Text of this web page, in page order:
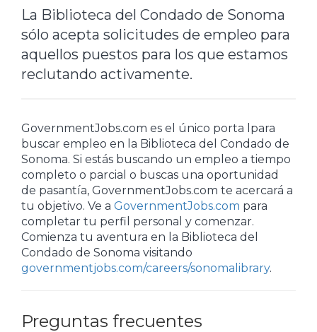
La Biblioteca del Condado de Sonoma
sólo acepta solicitudes de empleo para
aquellos puestos para los que estamos
reclutando activamente.
GovernmentJobs.com es el único porta lpara
buscar empleo en la Biblioteca del Condado de
Sonoma. Si estás buscando un empleo a tiempo
completo o parcial o buscas una oportunidad
de pasantía, GovernmentJobs.com te acercará a
tu objetivo. Ve a GovernmentJobs.com para
completar tu perfil personal y comenzar.
Comienza tu aventura en la Biblioteca del
Condado de Sonoma visitando
governmentjobs.com/careers/sonomalibrary.
Preguntas frecuentes